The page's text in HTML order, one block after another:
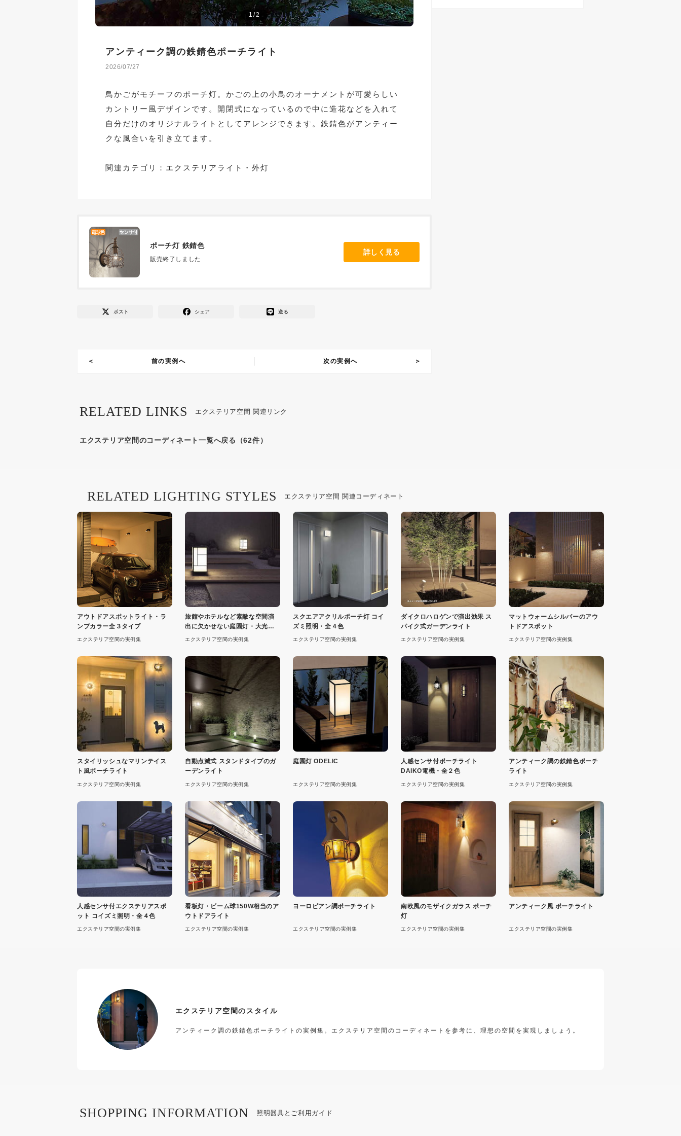
1/2
アンティーク調の鉄錆色ポーチライト
2026/07/27
鳥かごがモチーフのポーチ灯。かごの上の小鳥のオーナメントが可愛らしい
カントリー風デザインです。開閉式になっているので中に造花などを入れて
自分だけのオリジナルライトとしてアレンジできます。鉄錆色がアンティー
クな風合いを引き立てます。
関連カテゴリ： エクステリアライト・外灯
ポーチ灯 鉄錆色
販売終了しました
詳しく見る
ポスト シェア 送る
前の実例へ 次の実例へ
エクステリア空間 関連リンク
RELATED LINKS
エクステリア空間のコーディネート一覧へ戻る（62件）
エクステリア空間 関連コーディネート
RELATED LIGHTING STYLES
アウトドアスポットライト・ラ
ンプカラー全３タイプ
エクステリア空間の実例集
旅館やホテルなど素敵な空間演
出に欠かせない庭園灯・大光電
エクステリア空間の実例集
スクエアアクリルポーチ灯 コイ
ズミ照明・全４色
エクステリア空間の実例集
ダイクロハロゲンで演出効果 ス
パイク式ガーデンライト
エクステリア空間の実例集
マットウォームシルバーのアウ
トドアスポット
エクステリア空間の実例集
スタイリッシュなマリンテイス
ト風ポーチライト
エクステリア空間の実例集
自動点滅式 スタンドタイプのガ
ーデンライト
エクステリア空間の実例集
庭園灯 ODELIC
エクステリア空間の実例集
人感センサ付ポーチライト
DAIKO電機・全２色
エクステリア空間の実例集
アンティーク調の鉄錆色ポーチ
ライト
エクステリア空間の実例集
人感センサ付エクステリアスポ
ット コイズミ照明・全４色
エクステリア空間の実例集
看板灯・ビーム球150W相当のア
ウトドアライト
エクステリア空間の実例集
ヨーロピアン調ポーチライト
エクステリア空間の実例集
南欧風のモザイクガラス ポーチ
灯
エクステリア空間の実例集
アンティーク風 ポーチライト
エクステリア空間の実例集
エクステリア空間のスタイル
アンティーク調の鉄錆色ポーチライトの実例集。エクステリア空間のコーディネートを参考に、理想の空間を実現しましょう。
照明器具とご利用ガイド
SHOPPING INFORMATION